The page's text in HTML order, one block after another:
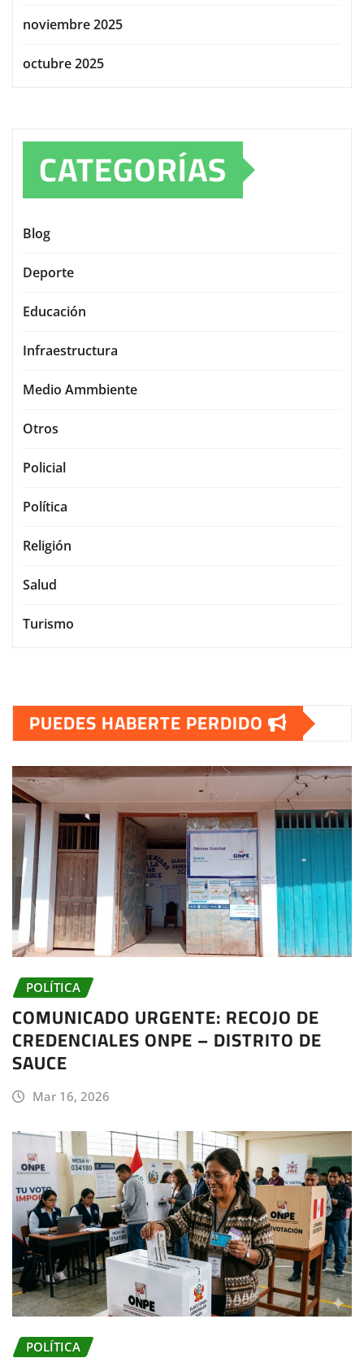
noviembre 2025
octubre 2025
CATEGORÍAS
Blog
Deporte
Educación
Infraestructura
Medio Ammbiente
Otros
Policial
Política
Religión
Salud
Turismo
PUEDES HABERTE PERDIDO
POLÍTICA
COMUNICADO URGENTE: RECOJO DE
CREDENCIALES ONPE – DISTRITO DE
SAUCE
Mar 16, 2026
POLÍTICA